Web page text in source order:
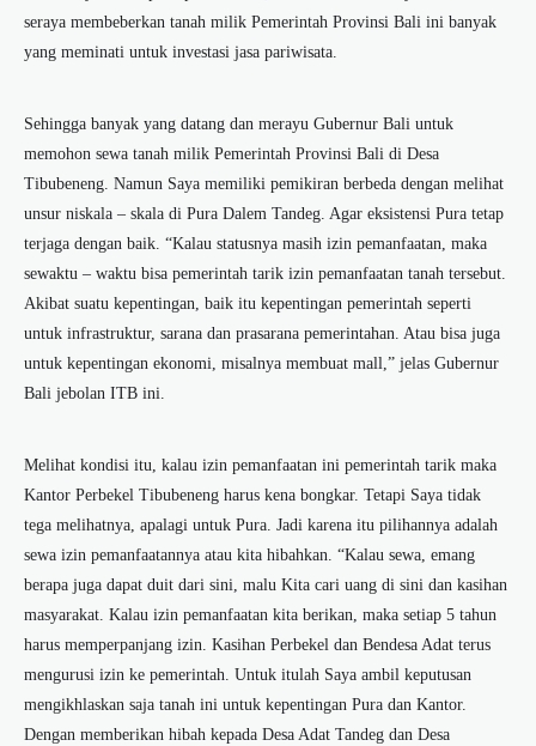
seraya membeberkan tanah milik Pemerintah Provinsi Bali ini banyak
yang meminati untuk investasi jasa pariwisata.
Sehingga banyak yang datang dan merayu Gubernur Bali untuk
memohon sewa tanah milik Pemerintah Provinsi Bali di Desa
Tibubeneng. Namun Saya memiliki pemikiran berbeda dengan melihat
unsur niskala – skala di Pura Dalem Tandeg. Agar eksistensi Pura tetap
terjaga dengan baik. “Kalau statusnya masih izin pemanfaatan, maka
sewaktu – waktu bisa pemerintah tarik izin pemanfaatan tanah tersebut.
Akibat suatu kepentingan, baik itu kepentingan pemerintah seperti
untuk infrastruktur, sarana dan prasarana pemerintahan. Atau bisa juga
untuk kepentingan ekonomi, misalnya membuat mall,” jelas Gubernur
Bali jebolan ITB ini.
Melihat kondisi itu, kalau izin pemanfaatan ini pemerintah tarik maka
Kantor Perbekel Tibubeneng harus kena bongkar. Tetapi Saya tidak
tega melihatnya, apalagi untuk Pura. Jadi karena itu pilihannya adalah
sewa izin pemanfaatannya atau kita hibahkan. “Kalau sewa, emang
berapa juga dapat duit dari sini, malu Kita cari uang di sini dan kasihan
masyarakat. Kalau izin pemanfaatan kita berikan, maka setiap 5 tahun
harus memperpanjang izin. Kasihan Perbekel dan Bendesa Adat terus
mengurusi izin ke pemerintah. Untuk itulah Saya ambil keputusan
mengikhlaskan saja tanah ini untuk kepentingan Pura dan Kantor.
Dengan memberikan hibah kepada Desa Adat Tandeg dan Desa